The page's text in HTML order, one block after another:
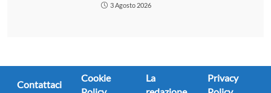
3 Agosto 2026
Contattaci
Cookie
La
Privacy